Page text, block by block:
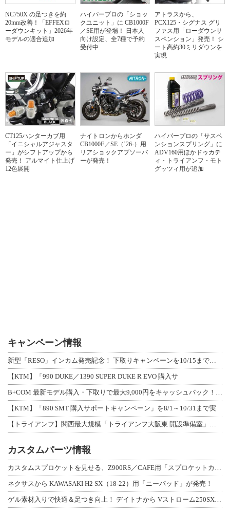
NC750X の足つきを約
20mm改善！「EFFEXロ
ーダウンキット」2026年
モデルの適合追加
ハイパープロの「ショッ
クユニット」に CB1000F
／SE用が登場！ 日本人
向け設定、全7種で予約
受付中
アトラスから、
PCX125・シグナス グリ
ファス用「ローダウンサ
スペンション」発売！ シ
ート高約30ミリダウンを
実現
CT125ハンターカブ用
「イニシャルアジャスタ
ー」がシフトアップから
発売！ アルマイト仕上げ
12色展開
ナイトロンからホンダ
CB1000F／SE（’26-）用
リアショックアブソーバ
ーが発売！
ハイパープロの「サスペ
ンションスプリング」に
ADV160用ほかドゥカテ
ィ・トライアンフ・モト
グッツィ用が追加
キャンペーン情報
【KTM】「990 DUKE／1390 SUPER DUKE R EVO 購入サ
【KTM】「890 SMT 購入サポートキャンペーン」を8/1～10/31まで実
カスタムパーツ情報
ネクサスから KAWASAKI H2 SX（18-22）用「ニーパッド」が発売！